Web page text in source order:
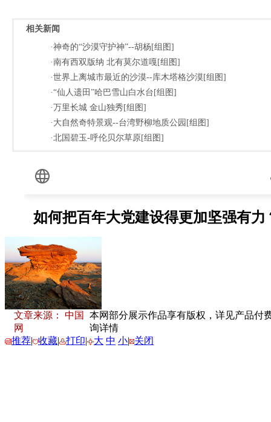
相关新闻
·神奇的“沙漠守护神”--胡杨[组图]
·南有西双版纳 北有莫尔道嘎[组图]
·世界上离城市最近的沙漠--库木塔格沙漠[组图]
·“仙人遗田”哈巴雪山白水台[组图]
·万里长城 金山独秀[组图]
·大自然奇特景观--台湾野柳地质公园[组图]
·北国碧玉-呼伦贝尔草原[组图]
文章来源： 中国
网
本网部分展示作品享有版权，详见产品付
询详情
推荐| 收藏| 打印| 大 中 小| 关闭